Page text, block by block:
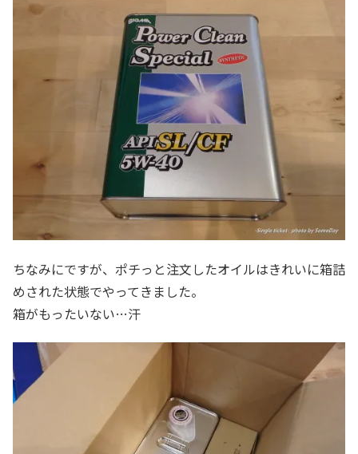
ちなみにですが、ポチっと注文したオイルはきれいに箱詰
めされた状態でやってきました。
箱がもったいない…汗